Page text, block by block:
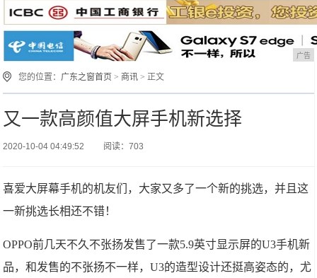
广告
您的位置： 广东之窗首页 > 商讯 > 正文
又一款高颜值大屏手机新选择
2020-10-04 04:49:52 阅读：703
喜爱大屏幕手机的机友们，大家又多了一个新的挑选，并且这
一新挑选长相还不错！
OPPO前几天不久不张扬发售了一款5.9英寸显示屏的U3手机新
品，和发售的不张扬不一样，U3的造型设计还挺高姿态的，尤